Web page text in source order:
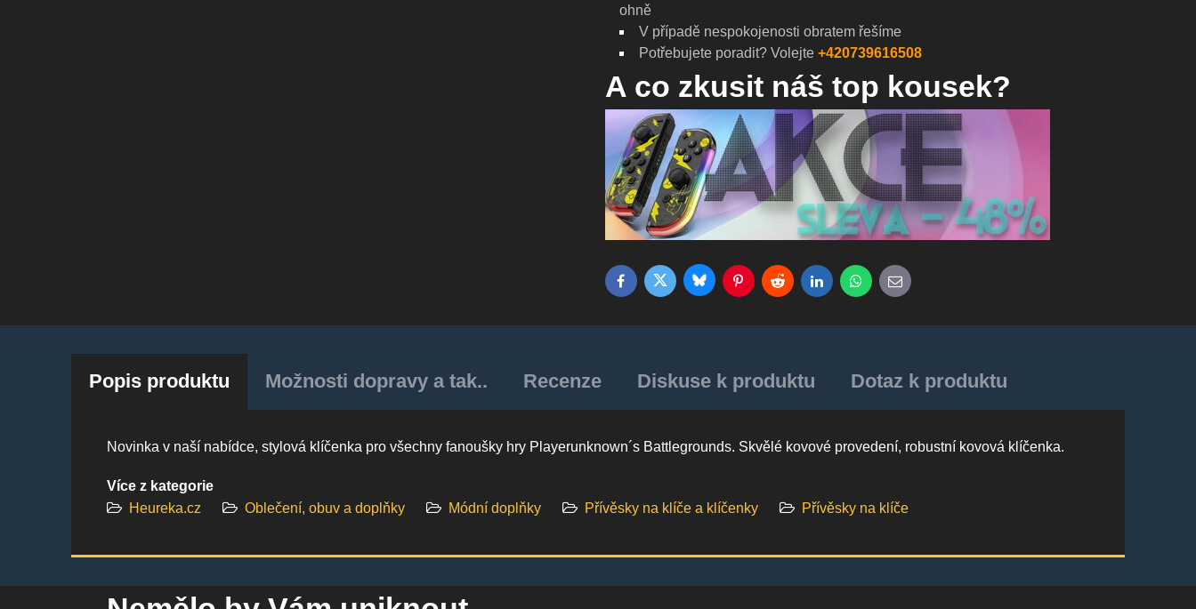
ohně
V případě nespokojenosti obratem řešíme
Potřebujete poradit? Volejte +420739616508
A co zkusit náš top kousek?
FacebookTwitterBlueskyPinterestRedditLinkedInWhatsApp
E-mail
Popis produktu Možnosti dopravy a tak.. Recenze Diskuse k produktu Dotaz k produktu
Novinka v naší nabídce, stylová klíčenka pro všechny fanoušky hry Playerunknown´s Battlegrounds. Skvělé kovové provedení, robustní kovová klíčenka.
Více z kategorie
Heureka.cz
Oblečení, obuv a doplňky Módní doplňky Přívěsky na klíče a klíčenky Přívěsky na klíče